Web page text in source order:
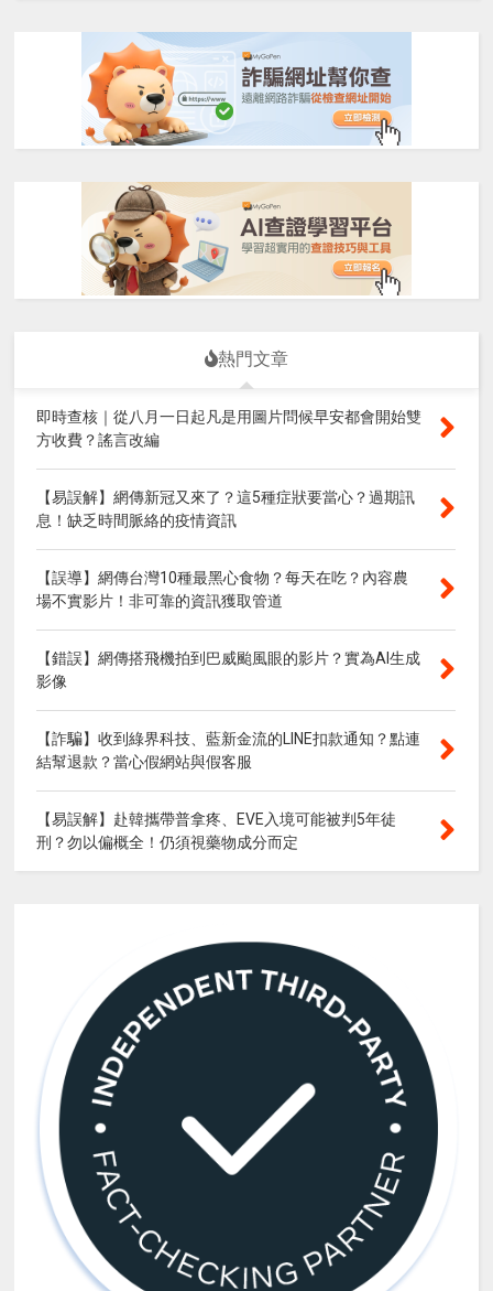
熱門文章
即時查核｜從八月一日起凡是用圖片問候早安都會開始雙
方收費？謠言改編
【易誤解】網傳新冠又來了？這5種症狀要當心？過期訊
息！缺乏時間脈絡的疫情資訊
【誤導】網傳台灣10種最黑心食物？每天在吃？內容農
場不實影片！非可靠的資訊獲取管道
【錯誤】網傳搭飛機拍到巴威颱風眼的影片？實為AI生成
影像
【詐騙】收到綠界科技、藍新金流的LINE扣款通知？點連
結幫退款？當心假網站與假客服
【易誤解】赴韓攜帶普拿疼、EVE入境可能被判5年徒
刑？勿以偏概全！仍須視藥物成分而定